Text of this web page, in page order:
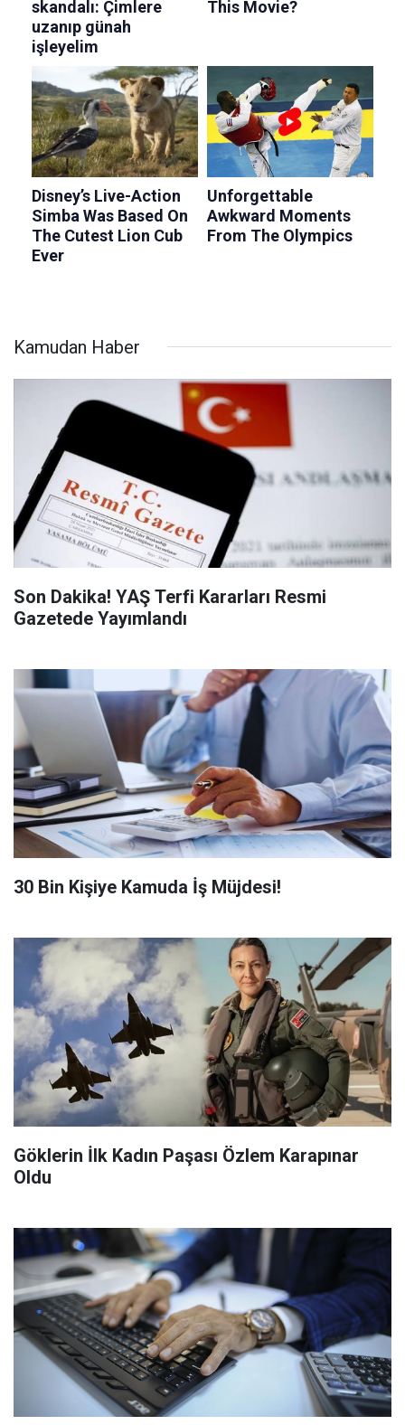
Kamudan Haber
Son Dakika! YAŞ Terfi Kararları Resmi
Gazetede Yayımlandı
​30 Bin Kişiye Kamuda İş Müjdesi!
Göklerin İlk Kadın Paşası Özlem Karapınar
Oldu